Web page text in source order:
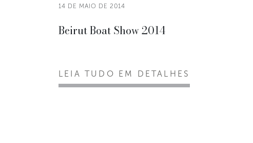
14 DE MAIO DE 2014
Beirut Boat Show 2014
LEIA TUDO EM DETALHES